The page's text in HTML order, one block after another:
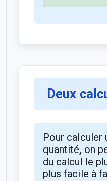
Deux
Pour calculer
quantité, on
du calcul le
plus facile à